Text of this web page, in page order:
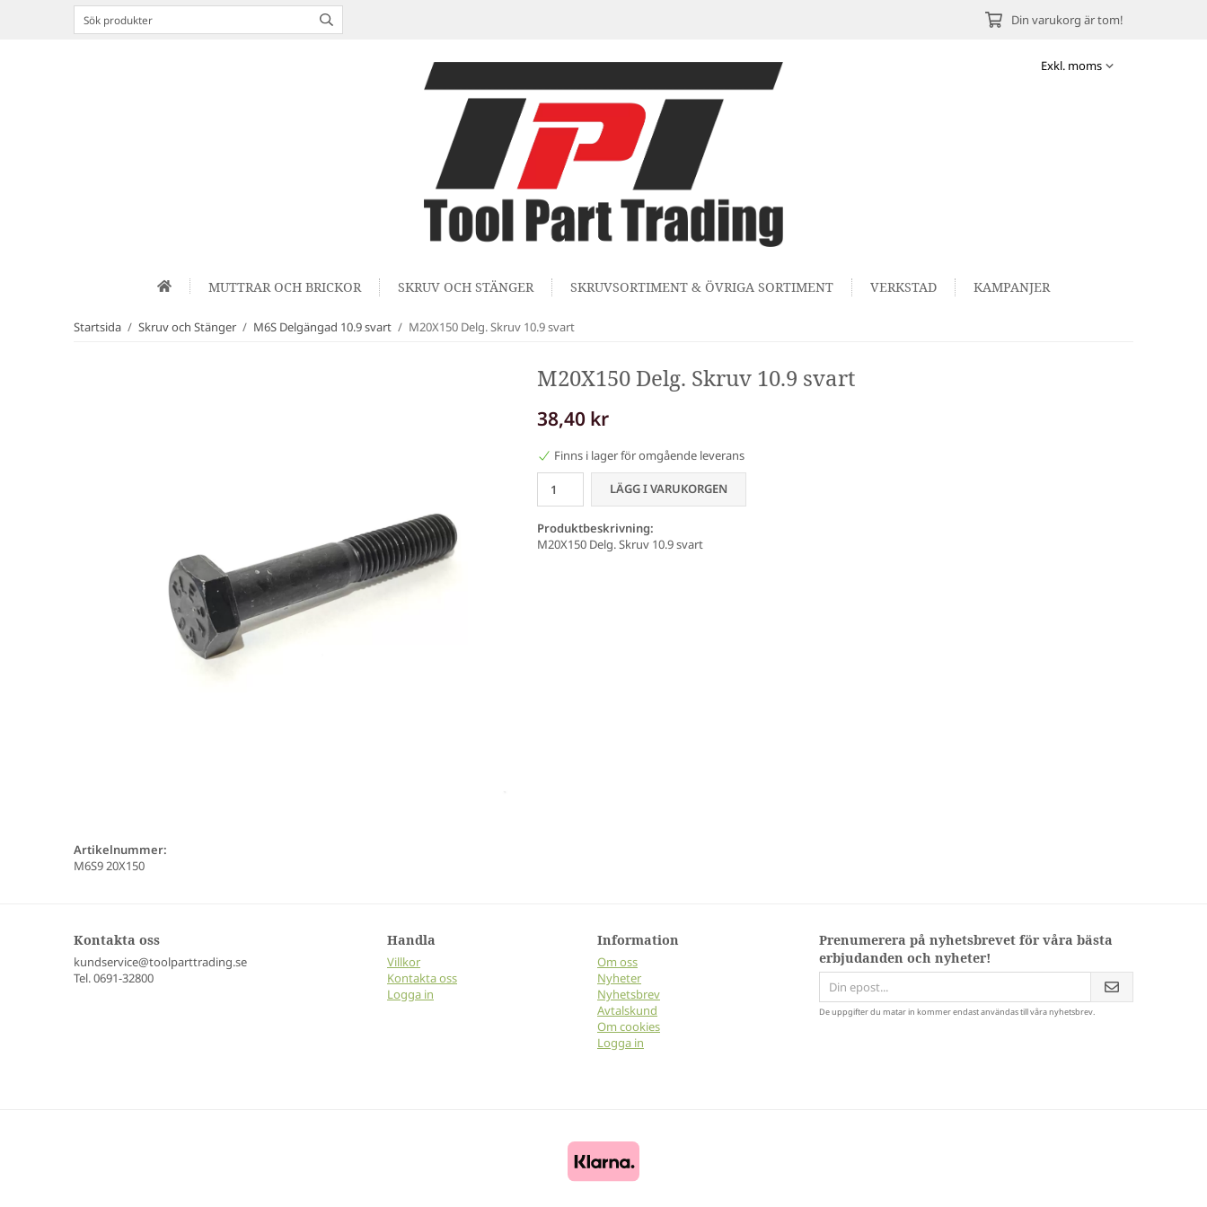
Din varukorg är tom!
MUTTRAR OCH BRICKOR SKRUV OCH STÄNGER SKRUVSORTIMENT & ÖVRIGA SORTIMENT VERKSTAD KAMPANJER
Startsida / Skruv och Stänger / M6S Delgängad 10.9 svart / M20X150 Delg. Skruv 10.9 svart
M20X150 Delg. Skruv 10.9 svart
38,40 kr
Finns i lager för omgående leverans
LÄGG I VARUKORGEN
Produktbeskrivning:
M20X150 Delg. Skruv 10.9 svart
Artikelnummer:
M6S9 20X150
Kontakta oss
kundservice@toolparttrading.se
Tel. 0691-32800
Handla
Villkor
Kontakta oss
Logga in
Information
Om oss
Nyheter
Nyhetsbrev
Avtalskund
Om cookies
Logga in
Prenumerera på nyhetsbrevet för våra bästa
erbjudanden och nyheter!
De uppgifter du matar in kommer endast användas till våra nyhetsbrev.